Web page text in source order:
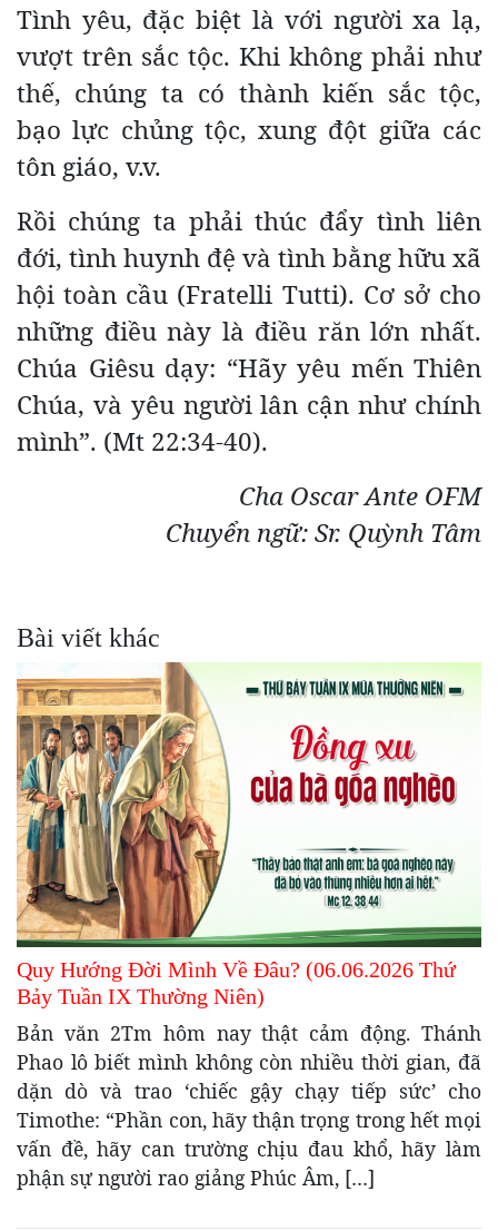
Tình yêu, đặc biệt là với người xa lạ,
vượt trên sắc tộc. Khi không phải như
thế, chúng ta có thành kiến sắc tộc,
bạo lực chủng tộc, xung đột giữa các
tôn giáo, v.v.
Rồi chúng ta phải thúc đẩy tình liên
đới, tình huynh đệ và tình bằng hữu xã
hội toàn cầu (Fratelli Tutti). Cơ sở cho
những điều này là điều răn lớn nhất.
Chúa Giêsu dạy: “Hãy yêu mến Thiên
Chúa, và yêu người lân cận như chính
mình”. (Mt 22:34-40).
Cha Oscar Ante OFM
Chuyển ngữ: Sr. Quỳnh Tâm
Bài viết khác
Quy Hướng Đời Mình Về Đâu? (06.06.2026 Thứ
Bảy Tuần IX Thường Niên)
Bản văn 2Tm hôm nay thật cảm động. Thánh
Phao lô biết mình không còn nhiều thời gian, đã
dặn dò và trao ‘chiếc gậy chạy tiếp sức’ cho
Timothe: “Phần con, hãy thận trọng trong hết mọi
vấn đề, hãy can trường chịu đau khổ, hãy làm
phận sự người rao giảng Phúc Âm, […]